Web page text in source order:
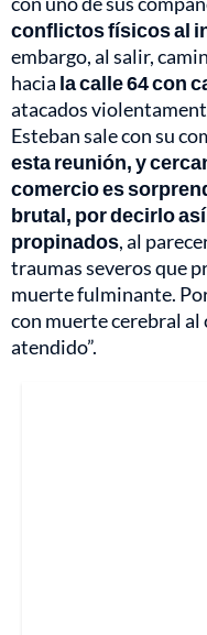
conflictos físicos al
embargo, al salir,
hacia la calle 64 con
atacados
Esteban sale con su
esta reunión, y
comercio es
brutal, por decirlo
propinados, al
traumas severos que
muerte fulminante.
con muerte cerebral
atendido”.